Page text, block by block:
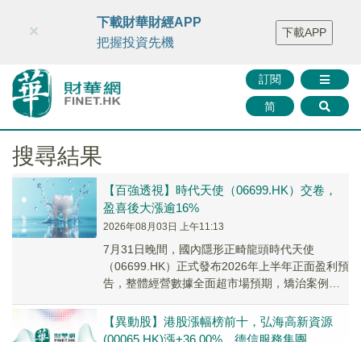
財華智庫網 FINTV FINMETA 財華證券 媒體矩陣
智庫沙龍
聯絡我們
訂閱
简
×
下載財華財經APP
把握投資先機
下載APP
搜尋結果
【百強透視】時代天使（06699.HK）交卷，
盈喜後大漲逾16%
2026年08月03日 上午11:13
7月31日晚間，國內隱形正畸龍頭時代天使
（06699.HK）正式發布2026年上半年正面盈利預
告，整體經營數據全面超市場預期，矯治案例、
務...
【異動股】港股漲幅榜前十，弘海高新資源
(00065.HK)漲+36.00%，德信服務集團